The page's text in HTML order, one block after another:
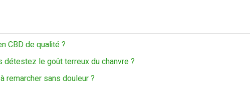
CBD de qualité ?
le goût terreux du chanvre ?
remarcher sans douleur ?